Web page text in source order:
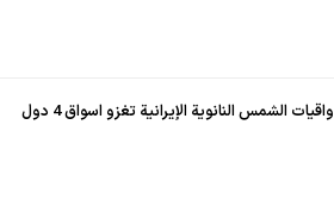
واقيات الشمس النانوية الإيرانية تغزو اسواق 4 دول